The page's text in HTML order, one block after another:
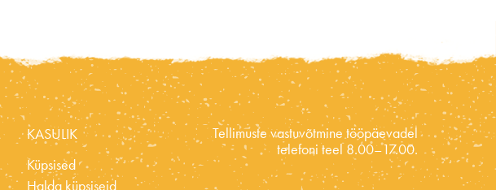
KASULIK
Küpsised
Halda küpsiseid
Tellimuste vastuvõtmine tööpäevadel
telefoni teel 8.00–17.00.